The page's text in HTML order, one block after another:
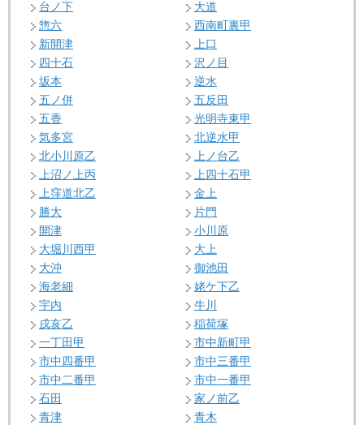
台ノ下
大道
惣六
西南町裏甲
新開津
上口
四十石
沢ノ目
坂本
逆水
五ノ併
五反田
五香
光明寺東甲
気多宮
北逆水甲
北小川原乙
上ノ台乙
上沼ノ上丙
上四十石甲
上窪道北乙
金上
勝大
片門
開津
小川原
大堀川西甲
大上
大沖
御池田
海老細
姥ケ下乙
宇内
牛川
戌亥乙
稲荷塚
一丁田甲
市中新町甲
市中四番甲
市中三番甲
市中二番甲
市中一番甲
石田
家ノ前乙
青津
青木